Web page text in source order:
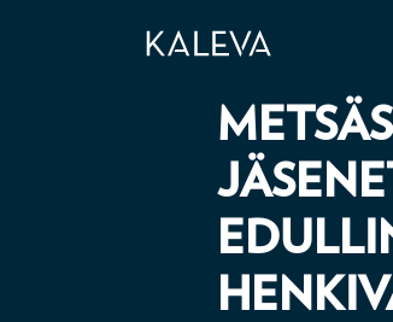
SUOMEN